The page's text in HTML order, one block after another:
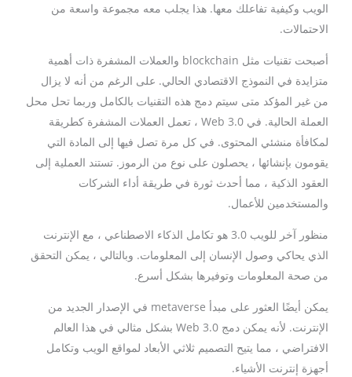
الويب وكيفية تفاعلك معها. هذا يجلب معه مجموعة واسعة من
الاحتمالات.
أصبحت تقنيات مثل blockchain والعملات المشفرة ذات أهمية
متزايدة في النموذج الاقتصادي الحالي. على الرغم من أنه لا يزال
من غير المؤكد متى سيتم دمج هذه التقنيات بالكامل وربما تحل محل
العملة الحالية. في Web 3.0 ، تعمل العملات المشفرة كطريقة
لمكافأة منشئي المحتوى. في كل مرة تصل فيها إلى المادة التي
يقومون بإنشائها ، يحصلون على نوع من الرموز. تستند العملية إلى
العقود الذكية ، مما أحدث ثورة في طريقة أداء الشركات
والمستخدمين للأعمال.
منظور آخر للويب 3.0 هو تكامل الذكاء الاصطناعي ، مع الإنترنت
الذي يحاكي وصول الإنسان إلى المعلومات. وبالتالي ، يمكن التحقق
من صحة المعلومات وتوفيرها بشكل أسرع.
يمكن أيضًا العثور على مبدأ metaverse في الإصدار الجديد من
الإنترنت. لأنه يمكن دمج Web 3.0 بشكل مثالي في هذا العالم
الافتراضي ، مما يتيح التصميم ثلاثي الأبعاد لمواقع الويب وتكامل
أجهزة إنترنت الأشياء.